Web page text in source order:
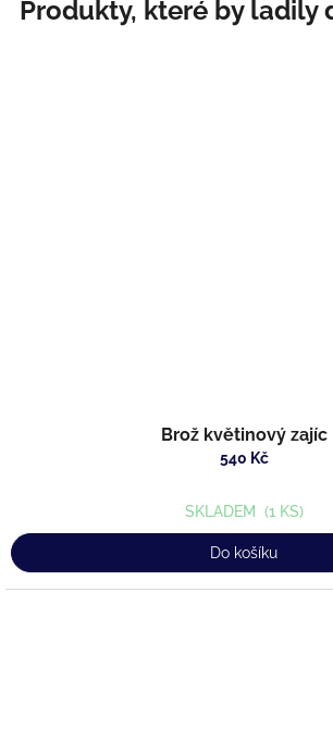
Brož květinový zajíc
540 Kč
SKLADEM (1 KS)
Do košíku